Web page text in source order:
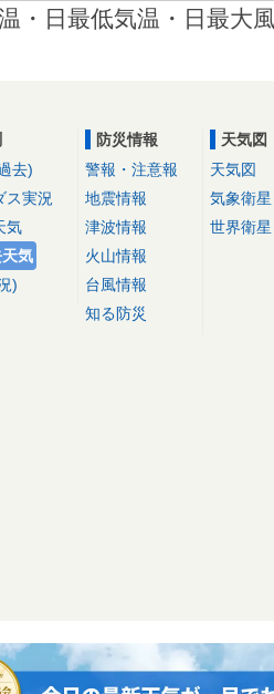
・日最低気温・日最大
去)
ス実況
気
気
)
防災情報
警報・注意報
地震情報
津波情報
火山情報
台風情報
知る防災
天気図
天気図
気象衛星
世界衛星